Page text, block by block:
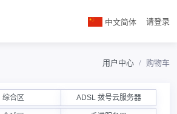
中文简体 请登录
用户中心 购物车
综合区 ADSL 拨号云服务器